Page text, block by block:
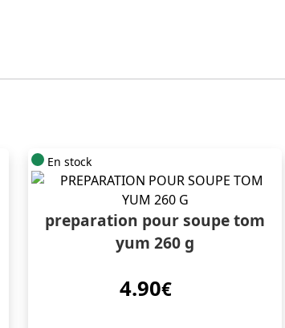
En stock
preparation pour soupe tom
yum 260 g
4.90€